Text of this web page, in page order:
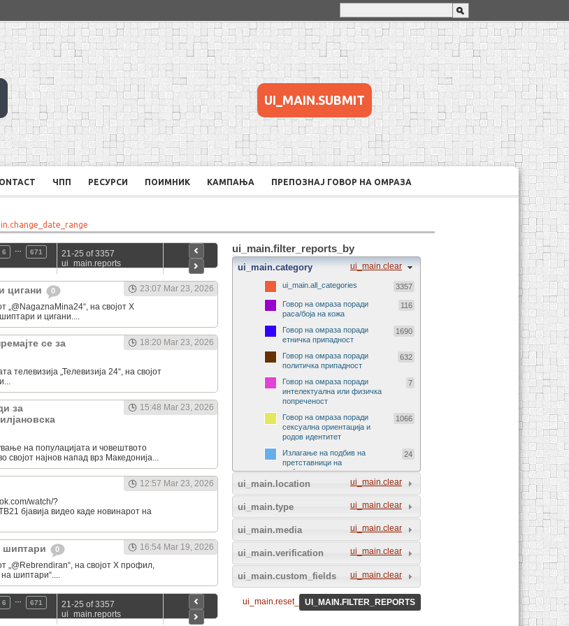
UI_MAIN.SUBMIT
ЧПП РЕСУРСИ ПОИМНИК КАМПАЊА ПРЕПОЗНАЈ ГОВОР НА ОМРАЗА
6
671
21-25 of 3357
ui_main.reports
цигани 0
23:07 Mar 23, 2026
„@NagaznaMina24“, на својот Х
и цигани....
се за
18:20 Mar 23, 2026
телевизија „Телевизија 24“, на својот
за
15:48 Mar 23, 2026
на популацијата и човештвото
својот најнов напад врз Македонија...
12:57 Mar 23, 2026
watch/?
бјавија видео каде новинарот на
шиптари 0
16:54 Mar 19, 2026
„@Rebrendiran“, на својот Х профил,
шиптари“....
6
671
21-25 of 3357
ui_main.reports
ui_main.filter_reports_by
ui_main.clear
ui_main.category
ui_main.all_categories 3357
Говор на омраза поради
раса/боја на кожа
116
Говор на омраза поради
етничка припадност
1690
Говор на омраза поради
политичка припадност
632
Говор на омраза поради
интелектуална или физичка
попреченост
7
Говор на омраза поради
сексуална ориентација и
родов идентитет
1066
Излагање на подбив на
претставници на
меѓународни организации
24
Излагање на подбив на
претставници на странски
држави
Говор на омраза поради
религија и религиско
уверување
Говор на омраза поради пол
и род
229
Говор на омраза на спортски
5
ui_main.clear
ui_main.location
ui_main.clear
ui_main.type
ui_main.clear
ui_main.media
ui_main.clear
ui_main.verification
ui_main.clear
ui_main.custom_fields
ui_main.reset_all_filtersUI_MAIN.FILTER_REPORTS